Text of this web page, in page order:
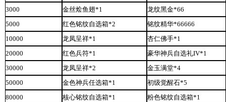
3000
金丝烩鱼翅*1 龙纹黑金*66
5000
红色铭纹自选箱*2 铭纹精华*66666
10000
龙凤呈祥*1 杏仁佛手*1
20000
红色兵符*1 豪华神兵自选礼IV*1
30000
龙凤呈祥*2 金玉满堂*4
50000
金色神兵任选箱*1 初级觉醒石*5
80000
核心铭纹自选箱*1 粉色铭纹自选箱*1